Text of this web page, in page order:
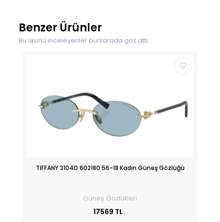
Benzer Ürünler
Bu ürünü inceleyenler bunlarada göz attı.
TIFFANY 3104D 602180 56-18 Kadın Güneş Gözlüğü
Güneş Gözlükleri
17569 TL